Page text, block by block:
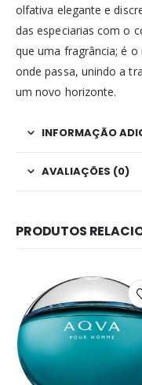
olfativa elegante e
das especiarias com o
que uma fragrância; é
onde passa, unindo a
um novo horizonte.
INFORMAÇÃO
AVALIAÇÕES (0)
PRODUTOS